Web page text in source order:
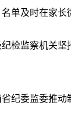
单及时在家长
检监察机关坚
纪委监委推动